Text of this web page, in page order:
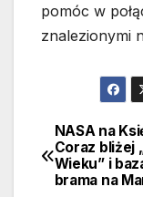
pomóc w
znalezionymi
wpisu
NASA na
Coraz bliżej
Wieku” i
brama na